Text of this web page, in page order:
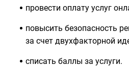
провести оплату услуг
повысить безопасность
за счет двухфакторной
списать баллы за услуги.